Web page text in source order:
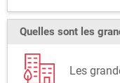
Quelles sont les
Les